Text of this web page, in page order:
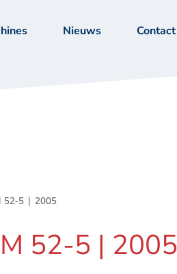
Nieuws Contact
52-5 | 2005
52-5 | 2005